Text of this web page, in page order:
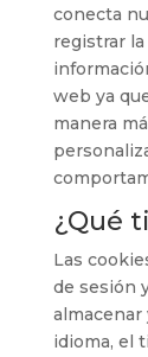
conecta
registrar
web ya
manera
¿Qué
Las
de sesión
almacenar
idioma, el